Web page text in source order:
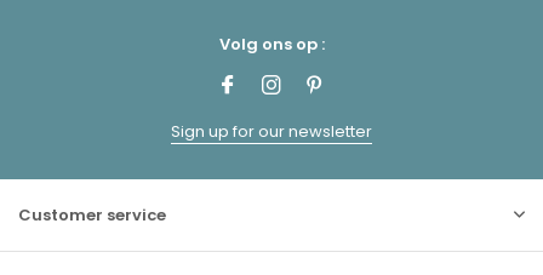
Volg ons op :
Sign up for our newsletter
Customer service